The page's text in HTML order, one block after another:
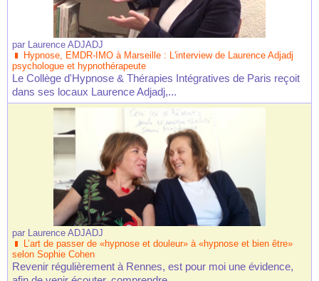
par Laurence ADJADJ
Hypnose, EMDR-IMO à Marseille : L'interview de Laurence Adjadj
psychologue et hypnothérapeute
Le Collège d'Hypnose & Thérapies Intégratives de Paris reçoit
dans ses locaux Laurence Adjadj,...
par Laurence ADJADJ
L’art de passer de «hypnose et douleur» à «hypnose et bien être»
selon Sophie Cohen
Revenir régulièrement à Rennes, est pour moi une évidence,